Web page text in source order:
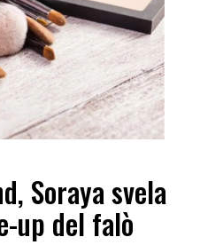
Soraya svela
up del falò